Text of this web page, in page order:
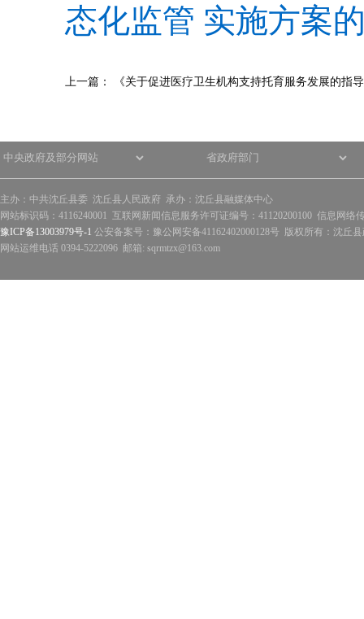
态化监管 实施方案
上一篇： 《关于促进医疗卫生机构支持托育服务发展的指
主办：中共沈丘县委 沈丘县人民政府 承办：沈丘县融媒体中心
网站标识码：4116240001 互联网新闻信息服务许可证编号：41120200100 信息网络
豫ICP备13003979号-1 公安备案号：豫公网安备41162402000128号 版权所有：沈丘
网站运维电话 0394-5222096 邮箱: sqrmtzx@163.com